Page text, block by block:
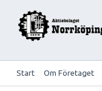
Start Om Företaget